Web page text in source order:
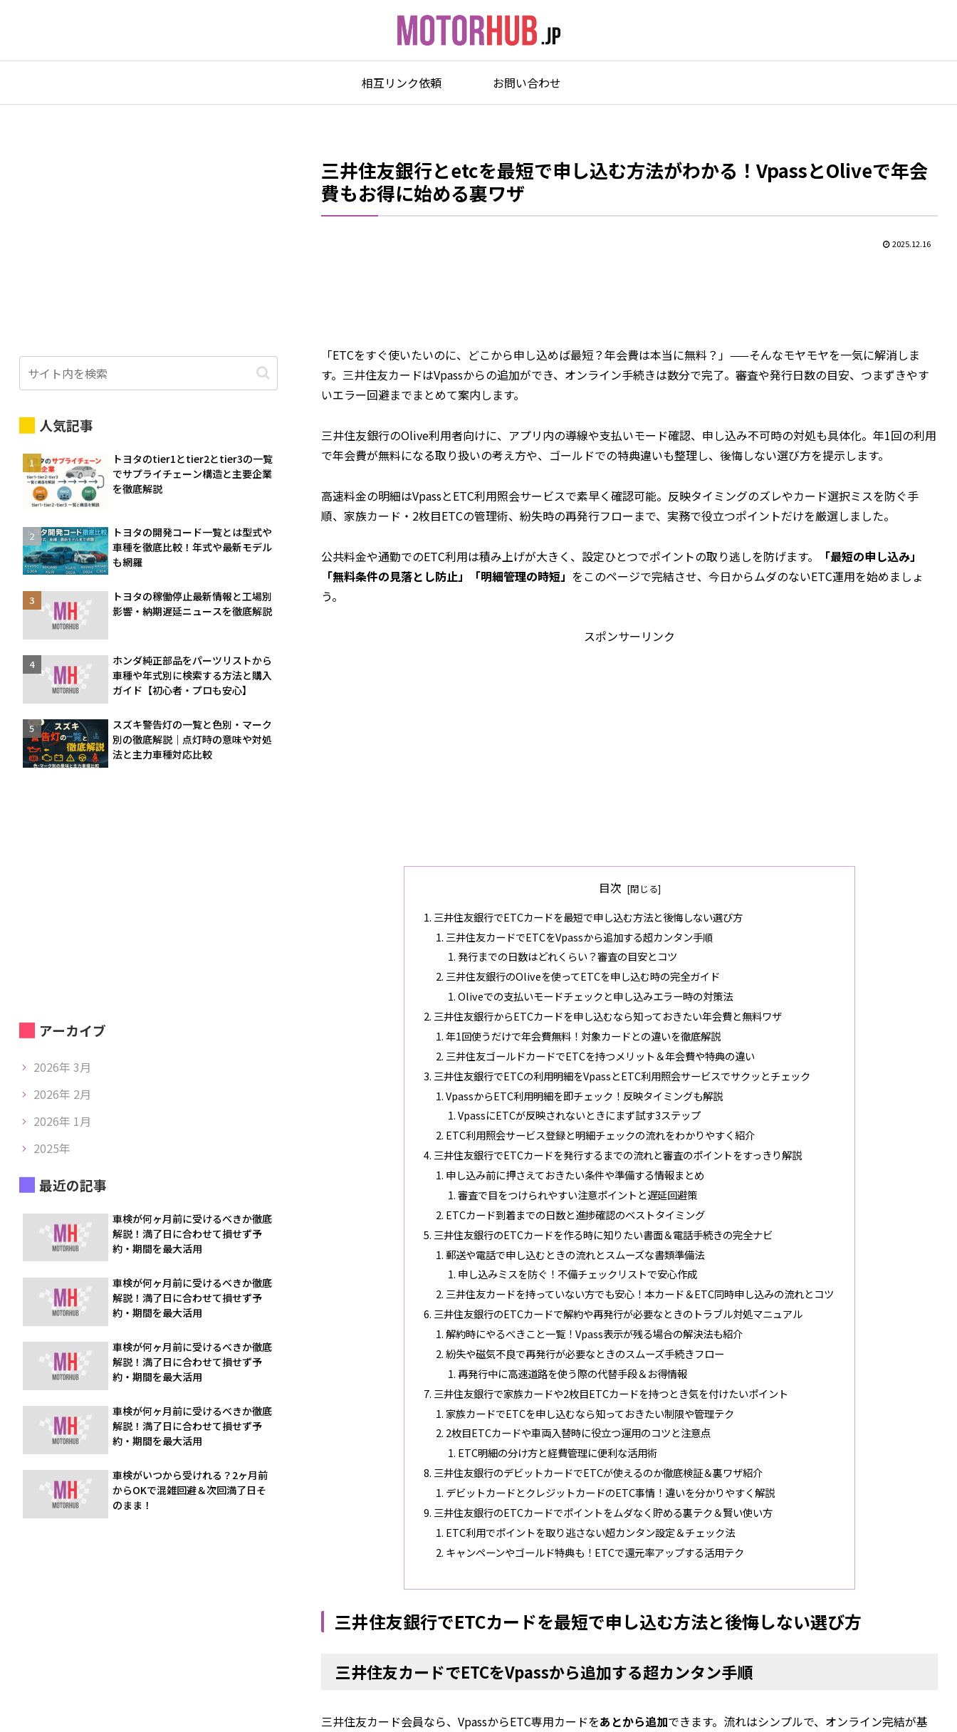
相互リンク依頼 お問い合わせ
三井住友銀行とetcを最短で申し込む方法がわかる！VpassとOliveで年会
費もお得に始める裏ワザ
2025.12.16
「ETCをすぐ使いたいのに、どこから申し込めば最短？年会費は本当に無料？」——そんなモヤモヤを一気に解消しま
す。三井住友カードはVpassからの追加ができ、オンライン手続きは数分で完了。審査や発行日数の目安、つまずきやす
いエラー回避までまとめて案内します。
三井住友銀行のOlive利用者向けに、アプリ内の導線や支払いモード確認、申し込み不可時の対処も具体化。年1回の利用
で年会費が無料になる取り扱いの考え方や、ゴールドでの特典違いも整理し、後悔しない選び方を提示します。
高速料金の明細はVpassとETC利用照会サービスで素早く確認可能。反映タイミングのズレやカード選択ミスを防ぐ手
順、家族カード・2枚目ETCの管理術、紛失時の再発行フローまで、実務で役立つポイントだけを厳選しました。
公共料金や通勤でのETC利用は積み上げが大きく、設定ひとつでポイントの取り逃しを防げます。
「最短の申し込み」
「無料条件の見落とし防止」「明細管理の時短」 をこのページで完結させ、今日からムダのないETC運用を始めましょ
う。
スポンサーリンク
目次
三井住友銀行でETCカードを最短で申し込む方法と後悔しない選び方
三井住友カードでETCをVpassから追加する超カンタン手順
発行までの日数はどれくらい？審査の目安とコツ
三井住友銀行のOliveを使ってETCを申し込む時の完全ガイド
Oliveでの支払いモードチェックと申し込みエラー時の対策法
三井住友銀行からETCカードを申し込むなら知っておきたい年会費と無料ワザ
年1回使うだけで年会費無料！対象カードとの違いを徹底解説
三井住友ゴールドカードでETCを持つメリット＆年会費や特典の違い
三井住友銀行でETCの利用明細をVpassとETC利用照会サービスでサクッとチェック
VpassからETC利用明細を即チェック！反映タイミングも解説
VpassにETCが反映されないときにまず試す3ステップ
ETC利用照会サービス登録と明細チェックの流れをわかりやすく紹介
三井住友銀行でETCカードを発行するまでの流れと審査のポイントをすっきり解説
申し込み前に押さえておきたい条件や準備する情報まとめ
審査で目をつけられやすい注意ポイントと遅延回避策
ETCカード到着までの日数と進捗確認のベストタイミング
三井住友銀行のETCカードを作る時に知りたい書面＆電話手続きの完全ナビ
郵送や電話で申し込むときの流れとスムーズな書類準備法
申し込みミスを防ぐ！不備チェックリストで安心作成
三井住友カードを持っていない方でも安心！本カード＆ETC同時申し込みの流れとコツ
三井住友銀行のETCカードで解約や再発行が必要なときのトラブル対処マニュアル
解約時にやるべきこと一覧！Vpass表示が残る場合の解決法も紹介
紛失や磁気不良で再発行が必要なときのスムーズ手続きフロー
再発行中に高速道路を使う際の代替手段＆お得情報
三井住友銀行で家族カードや2枚目ETCカードを持つとき気を付けたいポイント
家族カードでETCを申し込むなら知っておきたい制限や管理テク
2枚目ETCカードや車両入替時に役立つ運用のコツと注意点
ETC明細の分け方と経費管理に便利な活用術
三井住友銀行のデビットカードでETCが使えるのか徹底検証＆裏ワザ紹介
デビットカードとクレジットカードのETC事情！違いを分かりやすく解説
三井住友銀行のETCカードでポイントをムダなく貯める裏テク＆賢い使い方
ETC利用でポイントを取り逃さない超カンタン設定＆チェック法
キャンペーンやゴールド特典も！ETCで還元率アップする活用テク
三井住友銀行でETCカードを最短で申し込む方法と後悔しない選び方
三井住友カードでETCをVpassから追加する超カンタン手順
三井住友カード会員なら、VpassからETC専用カードをあとから追加できます。流れはシンプルで、オンライン完結が基
人気記事
トヨタのtier1とtier2とtier3の一覧
でサプライチェーン構造と主要企業
を徹底解説
トヨタの開発コード一覧とは型式や
車種を徹底比較！年式や最新モデル
も網羅
トヨタの稼働停止最新情報と工場別
影響・納期遅延ニュースを徹底解説
ホンダ純正部品をパーツリストから
車種や年式別に検索する方法と購入
ガイド【初心者・プロも安心】
スズキ警告灯の一覧と色別・マーク
別の徹底解説｜点灯時の意味や対処
法と主力車種対応比較
アーカイブ
2026年 3月
2026年 2月
2026年 1月
2025年
最近の記事
車検が何ヶ月前に受けるべきか徹底
解説！満了日に合わせて損せず予
約・期間を最大活用
車検が何ヶ月前に受けるべきか徹底
解説！満了日に合わせて損せず予
約・期間を最大活用
車検が何ヶ月前に受けるべきか徹底
解説！満了日に合わせて損せず予
約・期間を最大活用
車検が何ヶ月前に受けるべきか徹底
解説！満了日に合わせて損せず予
約・期間を最大活用
車検がいつから受けれる？2ヶ月前
からOKで混雑回避＆次回満了日そ
のまま！